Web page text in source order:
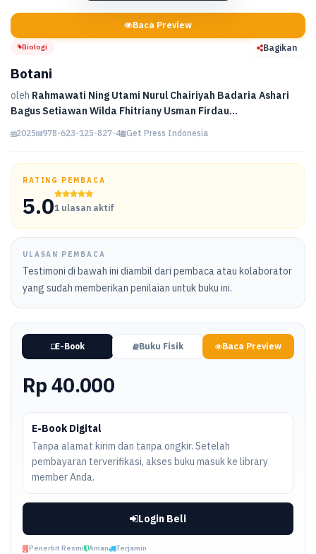
Baca Preview
Biologi Bagikan
Botani
oleh Rahmawati Ning Utami Nurul Chairiyah Badaria Ashari
Bagus Setiawan Wilda Fhitriany Usman Firdau...
2025 978-623-125-827-4 Get Press Indonesia
RATING PEMBACA
5.01 ulasan aktif
ULASAN PEMBACA
Testimoni di bawah ini diambil dari pembaca atau kolaborator
yang sudah memberikan penilaian untuk buku ini.
E-Book Buku Fisik Baca Preview
Rp 40.000
E-Book Digital
Tanpa alamat kirim dan tanpa ongkir. Setelah
pembayaran terverifikasi, akses buku masuk ke library
member Anda.
Login Beli
Penerbit Resmi Aman Terjamin